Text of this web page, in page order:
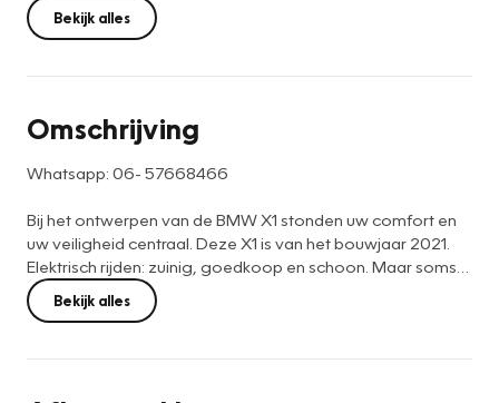
Bekijk alles
Omschrijving
Whatsapp: 06- 57668466
Bij het ontwerpen van de BMW X1 stonden uw comfort en
uw veiligheid centraal. Deze X1 is van het bouwjaar 2021.
Elektrisch rijden: zuinig, goedkoop en schoon. Maar soms
net wat beperkt als het gaat om afstand. Daarom heeft
deze hybride BMW X1 zowel een verbrandingsmotor als
Bekijk alles